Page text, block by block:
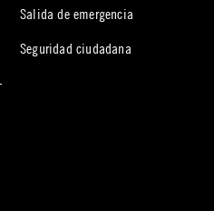
Salida de emergencia
Seguridad ciudadana